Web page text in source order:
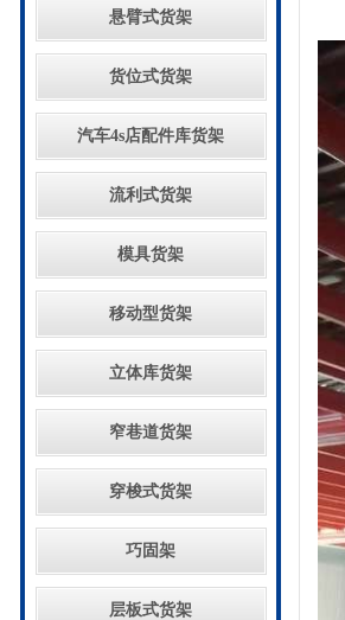
悬臂式货架
货位式货架
汽车4s店配件库货架
流利式货架
模具货架
移动型货架
立体库货架
窄巷道货架
穿梭式货架
巧固架
层板式货架